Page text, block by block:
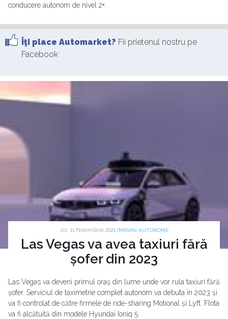
conducere autonom de nivel 2+.
Îţi place Automarket? Fii prietenul nostru pe
Facebook
Joi, 11 Noiembrie 2021 | MASINI AUTONOME
Las Vegas va avea taxiuri fără
șofer din 2023
Las Vegas va deveni primul oraș din lume unde vor rula taxiuri fără
șofer. Serviciul de taximetrie complet autonom va debuta în 2023 și
va fi controlat de către firmele de ride-sharing Motional și Lyft. Flota
va fi alcătuită din modele Hyundai Ioniq 5.